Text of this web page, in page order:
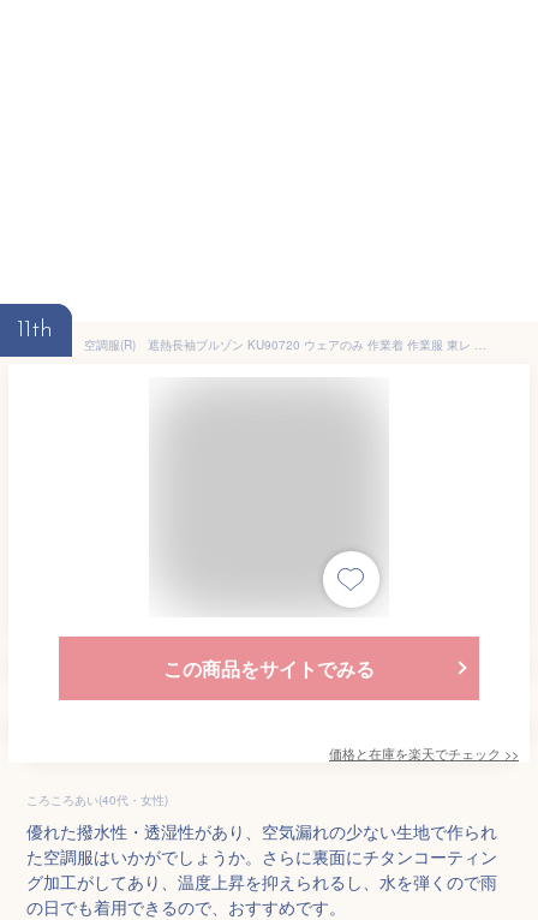
11th
空調服(R) 遮熱長袖ブルゾン KU90720 ウェアのみ 作業着 作業服 東レ エアコンテック(R) 透湿 撥水 赤外線カット 紫外線カット M/L/LL/3L/4L/5L
この商品をサイトでみる
価格と在庫を楽天でチェック >>
ころころあい(40代・女性)
優れた撥水性・透湿性があり、空気漏れの少ない生地で作られ
た空調服はいかがでしょうか。さらに裏面にチタンコーティン
グ加工がしてあり、温度上昇を抑えられるし、水を弾くので雨
の日でも着用できるので、おすすめです。